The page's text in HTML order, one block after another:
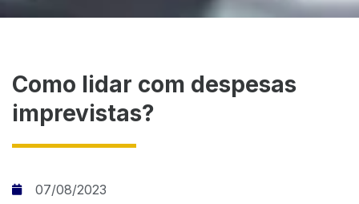
Como lidar com despesas
imprevistas?
07/08/2023